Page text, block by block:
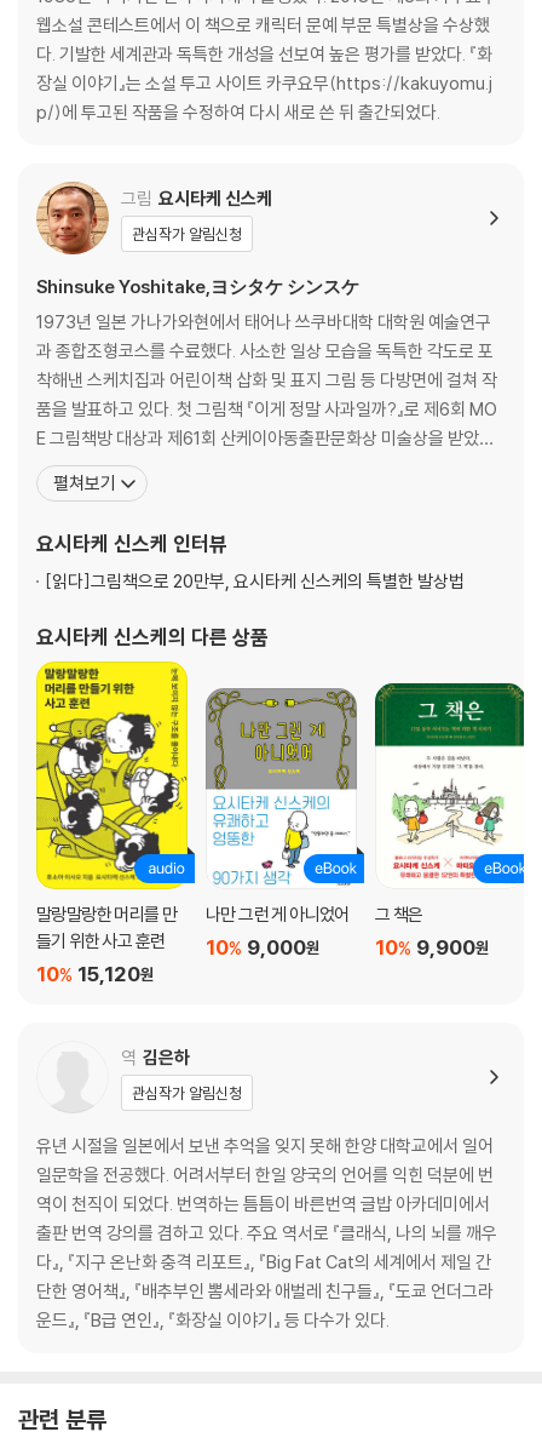
5 택시 안에서
5 맛있는 냄새에 이끌려
5 병원에서 나눈 대화
5 엿들은 이야기
5 두 사람의 희망
5 일력 달력
5 타이밍
1 밤하늘 별이 보이는 화장실
5 봄소식
1 당신은 O형
1 21
1 맺음말
웹소설 콘테스트에서 이 책으로 캐릭터 문예 부문 특별상을 수상했
다. 기발한 세계관과 독특한 개성을 선보여 높은 평가를 받았다. 『화
장실 이야기』는 소설 투고 사이트 카쿠요무(https://kakuyomu.j
p/)에 투고된 작품을 수정하여 다시 새로 쓴 뒤 출간되었다.
그림 요시타케 신스케
관심작가 알림신청
Shinsuke Yoshitake,ヨシタケ シンスケ
1973년 일본 가나가와현에서 태어나 쓰쿠바대학 대학원 예술연구
과 종합조형코스를 수료했다. 사소한 일상 모습을 독특한 각도로 포
착해낸 스케치집과 어린이책 삽화 및 표지 그림 등 다방면에 걸쳐 작
품을 발표하고 있다. 첫 그림책 『이게 정말 사과일까?』로 제6회 MO
E 그림책방 대상과 제61회 산케이아동출판문화상 미술상을 받았다.
『이유가 있어요』로 제8회 MOE 그림책방 대상, 『벗지 말걸 그랬어』
로 볼로냐 라가치상 특별상, 『이게 정말 천국일까?』로 제51회 신풍상
리고 쓴 책으로 『결국 못 하고 끝난 일』
펼쳐보기
요시타케 신스케 인터뷰
[읽다]그림책으로 20만부, 요시타케 신스케의 특별한 발상법
요시타케 신스케 의 다른 상품
말랑말랑한 머리를 만
들기 위한 사고 훈련
15,120원
10%
나만 그런 게 아니었어
9,000원
10%
그 책은
9,900원
10%
역 김은하
관심작가 알림신청
유년 시절을 일본에서 보낸 추억을 잊지 못해 한양 대학교에서 일어
일문학을 전공했다. 어려서부터 한일 양국의 언어를 익힌 덕분에 번
역이 천직이 되었다. 번역하는 틈틈이 바른번역 글밥 아카데미에서
출판 번역 강의를 겸하고 있다. 주요 역서로 『클래식, 나의 뇌를 깨우
다』, 『지구 온난화 충격 리포트』, 『Big Fat Cat의 세계에서 제일 간
단한 영어책』, 『배추부인 뽐세라와 애벌레 친구들』, 『도쿄 언더그라
운드』, 『B급 연인』, 『화장실 이야기』 등 다수가 있다.
관련 분류